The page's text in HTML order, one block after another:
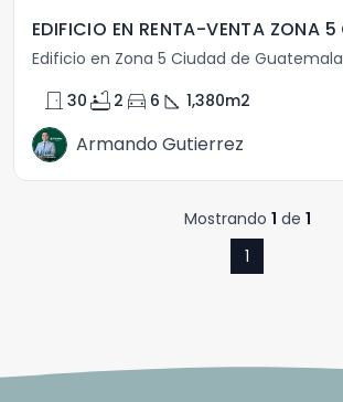
Edificio en Zona 5 Ciudad de Guatemala
door_front 30 bathtub 2 directions_car 6 square_foot 1,380m2
Armando Gutierrez
Mostrando 1 de 1
1